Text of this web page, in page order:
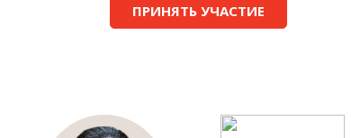
ПРИНЯТЬ УЧАСТИЕ